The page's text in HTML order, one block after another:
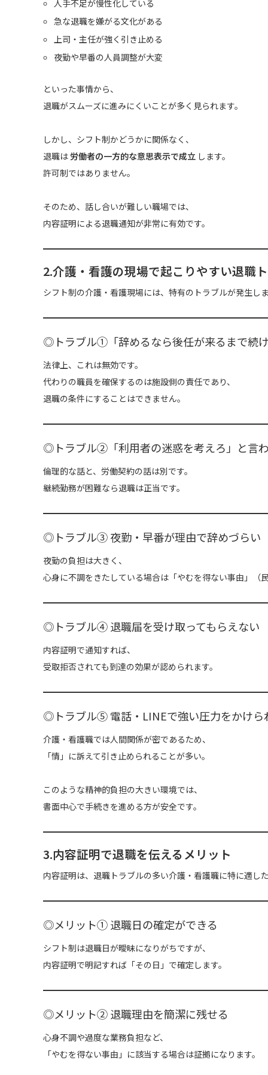
人手不足が慢性化している
急な退職を嫌がる文化がある
上司・主任が強く引き止める
夜勤や早番の人員調整が大変
といった事情から、
退職がスムーズに進みにくいことが多く見られます。
しかし、シフト制かどうかに関係なく、
退職は 労働者の一方的な意思表示で成立 します。
許可制ではありません。
そのため、話し合いが難しい職場では、
内容証明による退職通知が非常に有効です。
2.介護・看護の現場で起こりやすい退職
シフト制の介護・看護現場には、特有のトラブルが発生しま
◎トラブル①「辞めるなら後任が来るまで続け
法律上、これは無効です。
代わりの職員を確保するのは施設側の責任であり、
退職の条件にすることはできません。
◎トラブル②「利用者の迷惑を考えろ」と言
倫理的な話と、労働契約の話は別です。
継続勤務が困難なら退職は正当です。
◎トラブル③ 夜勤・早番が理由で辞めづらい
夜勤の負担は大きく、
心身に不調をきたしている場合は「やむを得ない事由」（
◎トラブル④ 退職届を受け取ってもらえない
内容証明で通知すれば、
受取拒否されても到達の効果が認められます。
◎トラブル⑤ 電話・LINEで強い圧力をかけら
介護・看護職では人間関係が密であるため、
「情」に訴えて引き止められることが多い。
このような精神的負担の大きい環境では、
書面中心で手続きを進める方が安全です。
3.内容証明で退職を伝えるメリット
内容証明は、退職トラブルの多い介護・看護職に特に適した
◎メリット① 退職日の確定ができる
シフト制は退職日が曖昧になりがちですが、
内容証明で明記すれば「その日」で確定します。
◎メリット② 退職理由を簡潔に残せる
心身不調や過度な業務負担など、
「やむを得ない事由」に該当する場合は証拠になります。